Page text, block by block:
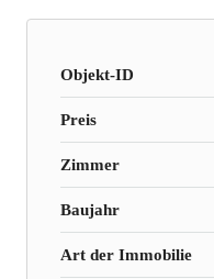
Objekt-ID
Preis
Zimmer
Baujahr
Art der Immobilie